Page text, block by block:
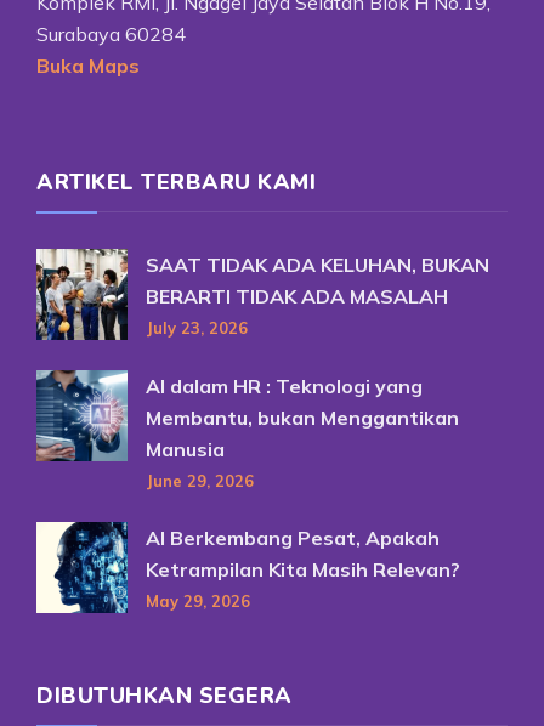
Surabaya 60284
Buka Maps
ARTIKEL TERBARU KAMI
SAAT TIDAK ADA KELUHAN, BUKAN
BERARTI TIDAK ADA MASALAH
July 23, 2026
AI dalam HR : Teknologi yang
Membantu, bukan Menggantikan
Manusia
June 29, 2026
AI Berkembang Pesat, Apakah
Ketrampilan Kita Masih Relevan?
May 29, 2026
DIBUTUHKAN SEGERA